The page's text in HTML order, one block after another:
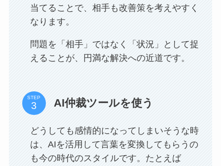
当てることで、相手も改善策を考えやすく
なります。
問題を「相手」ではなく「状況」として捉
えることが、円満な解決への近道です。
STEP AI仲裁ツールを使う
どうしても感情的になってしまいそうな時
は、AIを活用して言葉を変換してもらうの
も今の時代のスタイルです。たとえば